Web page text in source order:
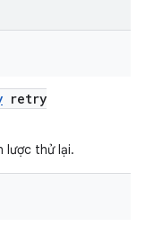
retry
lược thử lại.